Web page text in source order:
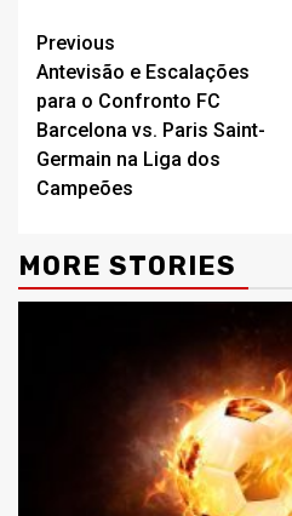
Continue
Reading
Previous
Antevisão e Escalações
para o Confronto FC
Barcelona vs. Paris Saint-
Germain na Liga dos
Campeões
MORE STORIES